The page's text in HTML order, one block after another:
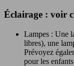
Éclairage : voir
Lampes : Une
libres), une
Prévoyez
pour les